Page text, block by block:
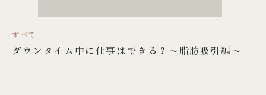
すべて
ダウンタイム中に仕事はできる？〜脂肪吸引編〜